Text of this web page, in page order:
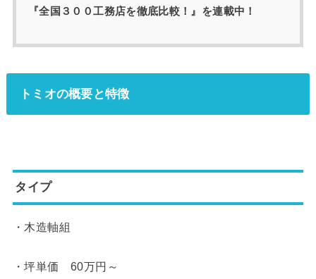
『全国３００工務店を徹底比較！』を連載中！
トミオの概要と特徴
タイプ
・木造軸組
・坪単価 60万円～